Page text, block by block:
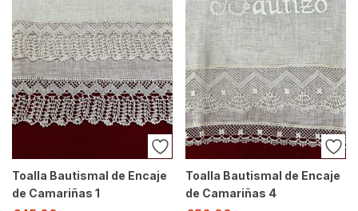
Toalla Bautismal de Encaje
de Camariñas 1
Toalla Bautismal de Encaje
de Camariñas 4